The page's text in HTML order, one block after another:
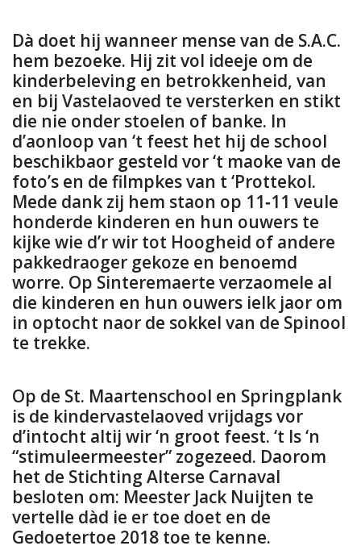
Dà doet hij wanneer mense van de S.A.C.
hem bezoeke. Hij zit vol ideeje om de
kinderbeleving en betrokkenheid, van
en bij Vastelaoved te versterken en stikt
die nie onder stoelen of banke. In
d’aonloop van ‘t feest het hij de school
beschikbaor gesteld vor ‘t maoke van de
foto’s en de filmpkes van t ‘Prottekol.
Mede dank zij hem staon op 11‐11 veule
honderde kinderen en hun ouwers te
kijke wie d’r wir tot Hoogheid of andere
pakkedraoger gekoze en benoemd
worre. Op Sinteremaerte verzaomele al
die kinderen en hun ouwers ielk jaor om
in optocht naor de sokkel van de Spinool
te trekke.
Op de St. Maartenschool en Springplank
is de kindervastelaoved vrijdags vor
d’intocht altij wir ‘n groot feest. ‘t Is ‘n
“stimuleermeester” zogezeed. Daorom
het de Stichting Alterse Carnaval
besloten om: Meester Jack Nuijten te
vertelle dàd ie er toe doet en de
Gedoetertoe 2018 toe te kenne.